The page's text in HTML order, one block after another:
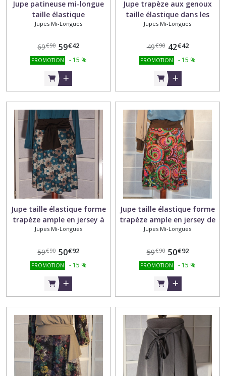
Jupe patineuse mi-longue
taille élastique
Jupes Mi-Longues
69€90 59€42
PROMOTION - 15 %
Jupe trapèze aux genoux
taille élastique dans les
tons noir, vert et blanc
Jupes Mi-Longues
49€90 42€42
PROMOTION - 15 %
Jupe taille élastique forme
trapèze ample en jersey à
fleurs
Jupes Mi-Longues
59€90 50€92
PROMOTION - 15 %
Jupe taille élastique forme
trapèze ample en jersey de
laine multicolore
Jupes Mi-Longues
59€90 50€92
PROMOTION - 15 %